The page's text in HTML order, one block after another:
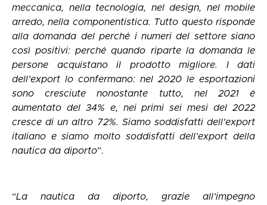
meccanica, nella tecnologia, nel design, nel mobile
arredo, nella componentistica. Tutto questo risponde
alla domanda del perché i numeri del settore siano
così positivi: perché quando riparte la domanda le
persone acquistano il prodotto migliore. I dati
dell’export lo confermano: nel 2020 le esportazioni
sono cresciute nonostante tutto, nel 2021 è
aumentato del 34% e, nei primi sei mesi del 2022
cresce di un altro 72%. Siamo soddisfatti dell’export
italiano e siamo molto soddisfatti dell’export della
nautica da diporto”.
“La nautica da diporto, grazie all’impegno